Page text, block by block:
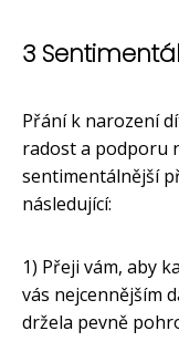
3
Přání k narození
radost a podporu
sentimentálnější
následující:
1) Přeji vám, aby
vás nejcennějším
držela pevně